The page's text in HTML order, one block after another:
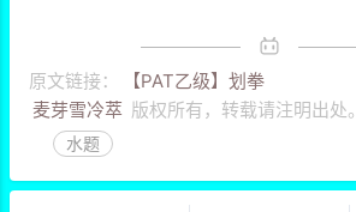
原文链接：
【PAT乙级】划拳
麦芽雪冷萃 版权所有，转载请注明出处。
水题